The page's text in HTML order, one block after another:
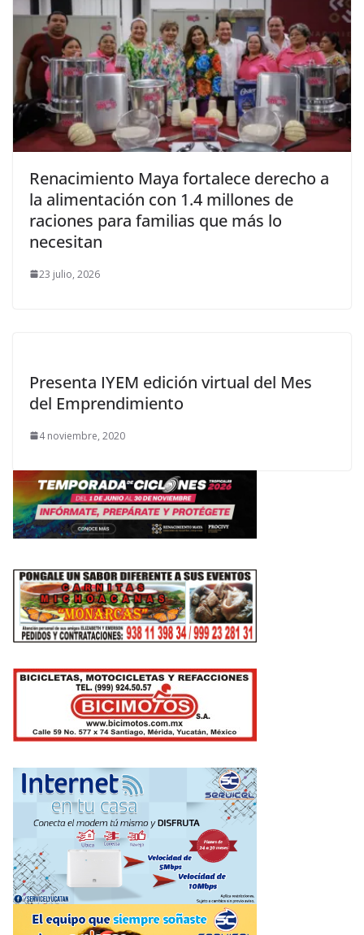
Renacimiento Maya fortalece derecho a
la alimentación con 1.4 millones de
raciones para familias que más lo
necesitan
23 julio, 2026
Presenta IYEM edición virtual del Mes
del Emprendimiento
4 noviembre, 2020